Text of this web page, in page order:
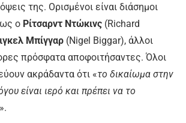
της. Ορισμένοι είναι διάσημοι
ο Ρίτσαρντ Ντώκινς (Richard
Μπίγγαρ (Nigel Biggar), άλλοι
πρόσφατα αποφοιτήσαντες. Όλοι
ακράδαντα ότι «το δικαίωμα στην
είναι ιερό και πρέπει να το
».